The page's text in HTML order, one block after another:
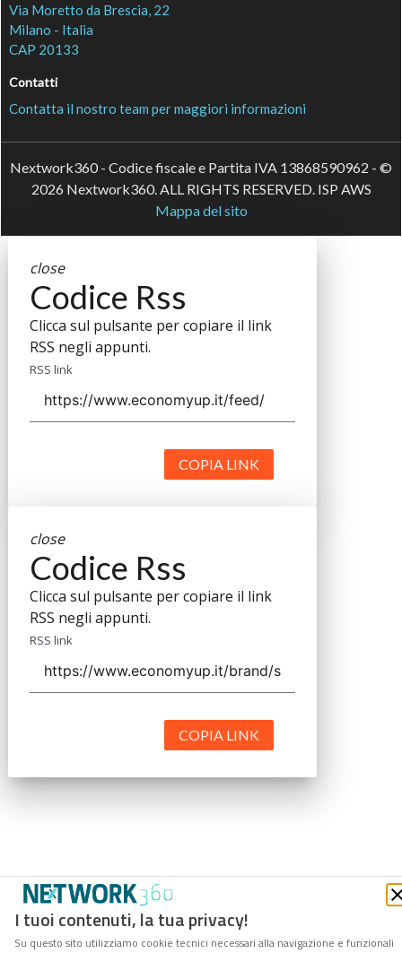
I tuoi contenuti, la tua privacy!
Su questo sito utilizziamo cookie tecnici necessari alla navigazione e funzionali
Via Moretto da Brescia, 22
Milano - Italia
CAP 20133
Contatti
Contatta il nostro team per maggiori informazioni
Nextwork360 - Codice fiscale e Partita IVA 13868590962 - ©
2026 Nextwork360. ALL RIGHTS RESERVED. ISP AWS
Mappa del sito
close
Codice Rss
Clicca sul pulsante per copiare il link
RSS negli appunti.
RSS link
COPIA LINK
close
Codice Rss
Clicca sul pulsante per copiare il link
RSS negli appunti.
RSS link
COPIA LINK